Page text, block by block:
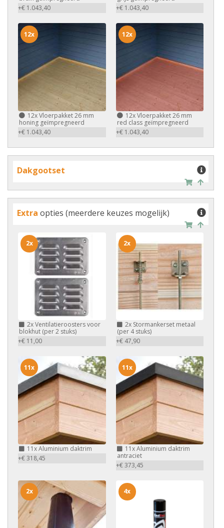
+€ 1.043,40
+€ 1.043,40
12xVloerpakket 26 mm
honing geïmpregneerd
+€ 1.043,40
12x
12xVloerpakket 26 mm
red class geïmpregneerd
+€ 1.043,40
12x
Dakgootset
Extra opties (meerdere keuzes mogelijk)
2xVentilatieroosters voor
blokhut (per 2 stuks)
+€ 11,00
2x
2xStormankerset metaal
(per 4 stuks)
+€ 47,90
2x
11xAluminium daktrim
+€ 318,45
11x
11xAluminium daktrim
antraciet
+€ 373,45
11x
2x 4x